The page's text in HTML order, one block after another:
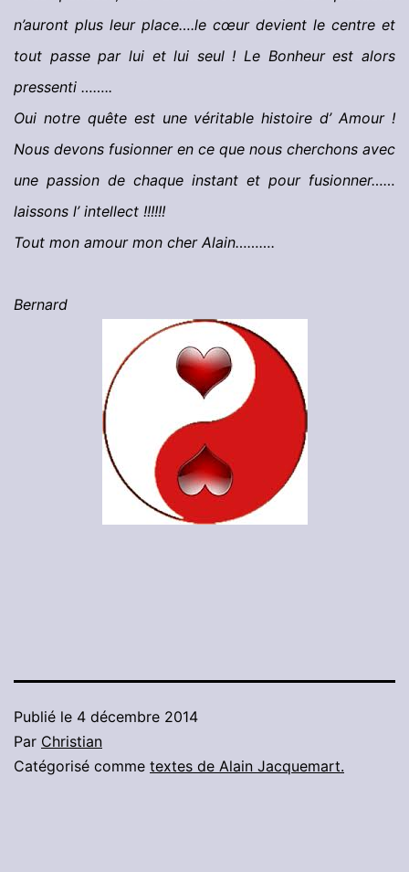
n’auront plus leur place….le cœur devient le centre et
tout passe par lui et lui seul ! Le Bonheur est alors
pressenti ……..
Oui notre quête est une véritable histoire d’ Amour !
Nous devons fusionner en ce que nous cherchons avec
une passion de chaque instant et pour fusionner……
laissons l’ intellect !!!!!!
Tout mon amour mon cher Alain……….
Bernard
Publié le 4 décembre 2014
Par Christian
Catégorisé comme textes de Alain Jacquemart.